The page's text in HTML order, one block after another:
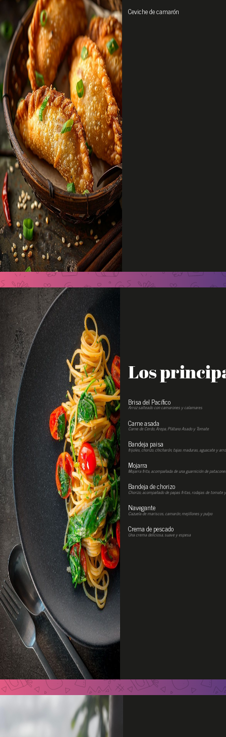
Ceviche de camarón
Los
Brisa del Pacífico
Arroz salteado con camarones y calamares
Carne asada
Carne de Cerdo, Arepa, Plátano Asado y Tomate
Bandeja paisa
frijoles, chorizo, chicharón, tajas maduras, aguacate y
Mojarra
Mojarra frita, acompañada de una guarnición de
Bandeja de chorizo
Chorizo, acompañado de papas fritas, rodajas de tomate
Navegante
Cazuela de mariscos, camarón, mejillones y pulpo
Crema de pescado
Una crema deliciosa, suave y espesa